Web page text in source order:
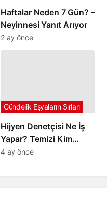
Haftalar Neden 7 Gün? –
Neyinnesi Yanıt Arıyor
2 ay önce
Hijyen Denetçisi Ne İş
Yapar? Temizi Kim
Belirler?
Gündelik Eşyaların Sırları
4 ay önce